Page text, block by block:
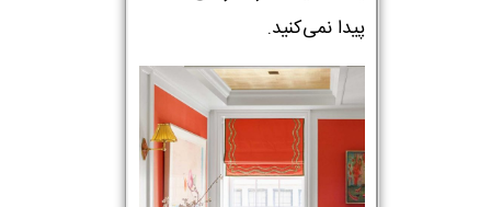
پیدا نمی‌کنید.